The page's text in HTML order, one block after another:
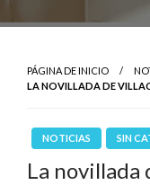
PÁGINA DE INICIO
LA NOVILLADA DE
NOTICIAS SIN
La novillada